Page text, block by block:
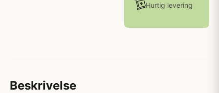
Hurtig levering
Beskrivelse